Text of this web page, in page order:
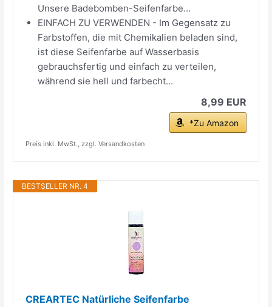
Unsere Badebomben-Seifenfarbe...
EINFACH ZU VERWENDEN - Im Gegensatz zu
Farbstoffen, die mit Chemikalien beladen sind,
ist diese Seifenfarbe auf Wasserbasis
gebrauchsfertig und einfach zu verteilen,
während sie hell und farbecht...
8,99 EUR
*Zu Amazon
Preis inkl. MwSt., zzgl. Versandkosten
BESTSELLER NR. 4
CREARTEC Natürliche Seifenfarbe